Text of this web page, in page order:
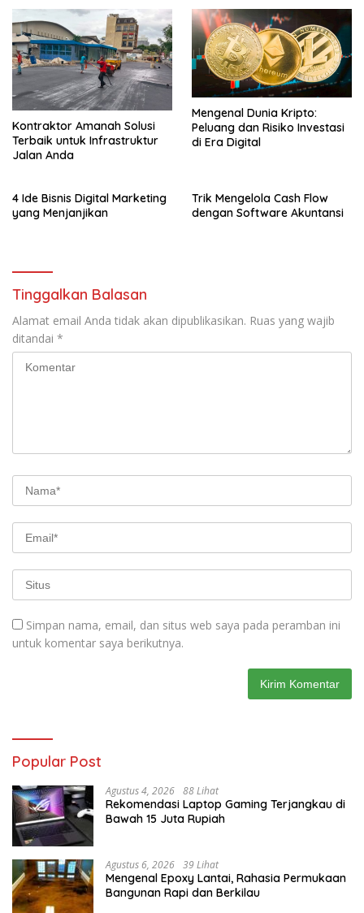
Kontraktor Amanah Solusi
Terbaik untuk Infrastruktur
Jalan Anda
Mengenal Dunia Kripto:
Peluang dan Risiko Investasi
di Era Digital
4 Ide Bisnis Digital Marketing
yang Menjanjikan
Trik Mengelola Cash Flow
dengan Software Akuntansi
Tinggalkan Balasan
Alamat email Anda tidak akan dipublikasikan. Ruas yang wajib
ditandai *
Simpan nama, email, dan situs web saya pada peramban ini
untuk komentar saya berikutnya.
Popular Post
Agustus 4, 2026 88 Lihat
Rekomendasi Laptop Gaming Terjangkau di
Bawah 15 Juta Rupiah
Agustus 6, 2026 39 Lihat
Mengenal Epoxy Lantai, Rahasia Permukaan
Bangunan Rapi dan Berkilau